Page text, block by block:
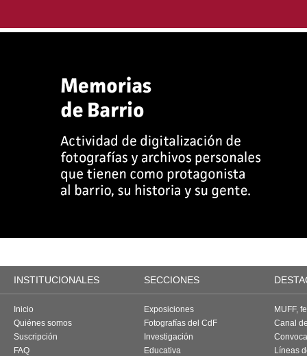
INSTITUCIONALES SECCIONES
Inicio
Quiénes somos
Suscripción
FAQ
Exposiciones
Fotografías del CdF
Investigación
Educativa
MUFF,
Canal
Líneas